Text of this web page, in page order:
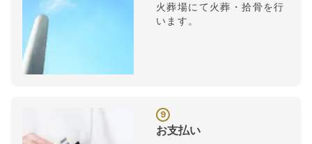
火葬場にて火葬・拾骨を行
います。
9
お支払い